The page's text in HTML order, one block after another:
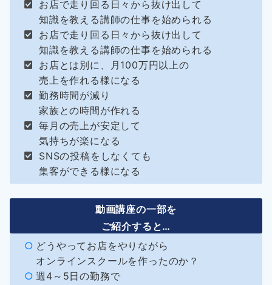
お店で走り回る日々から抜け出して
知識を教える講師の仕事を始められる
お店で走り回る日々から抜け出して
知識を教える講師の仕事を始められる
お店とは別に、月100万円以上の
売上を作れる様になる
勤務時間が減り
家族との時間が作れる
毎月の売上が安定して
気持ちが楽になる
SNSの投稿をしなくても
集客ができる様になる
動画講座の一部を
ご紹介すると…
どうやってお店をやりながら
オンラインスクールを作ったのか？
週4～5日の勤務で